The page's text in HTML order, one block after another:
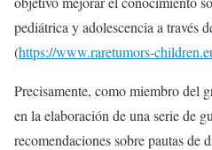
pediátrica y adolescencia a través
(https://www.raretumors-
Precisamente, como miembro del
en la elaboración de una serie de
recomendaciones sobre pautas de